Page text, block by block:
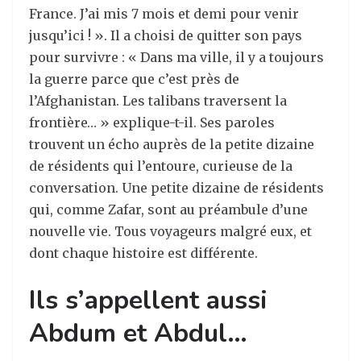
France. J’ai mis 7 mois et demi pour venir
jusqu’ici ! ». Il a choisi de quitter son pays
pour survivre : « Dans ma ville, il y a toujours
la guerre parce que c’est près de
l’Afghanistan. Les talibans traversent la
frontière… » explique-t-il. Ses paroles
trouvent un écho auprès de la petite dizaine
de résidents qui l’entoure, curieuse de la
conversation. Une petite dizaine de résidents
qui, comme Zafar, sont au préambule d’une
nouvelle vie. Tous voyageurs malgré eux, et
dont chaque histoire est différente.
Ils s’appellent aussi
Abdum et Abdul…